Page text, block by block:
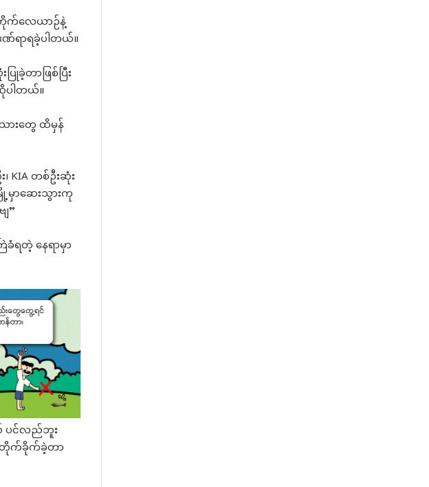
တိုက်လေယာဉ်နဲ့
ဏ်ရာရခဲ့ပါတယ်။
ခဲ့တာဖြစ်ပြီး
ပါတယ်။
ားတွေ ထိမှန်
KIA တစ်ဦးဆုံး
မှာဆေးသွားကု
”
ရတဲ့ နေရာမှာ
ပင်လည်ဘူး
တိုက်ခိုက်ခဲ့တာ